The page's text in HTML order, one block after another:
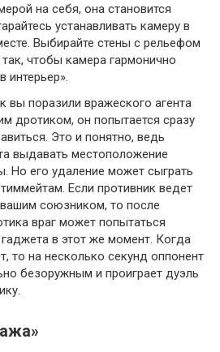
на себя, она становится
устанавливать камеру в
Выбирайте стены с рельефом
чтобы камера гармонично
интерьер».
вы поразили вражеского агента
дротиком, он попытается сразу
Это и понятно, ведь
выдавать местоположение
Но его удаление может сыграть
Если противник ведет
вашим союзником, то после
враг может попытаться
в этот же момент. Когда
то на несколько секунд оппонент
безоружным и проиграет дуэль